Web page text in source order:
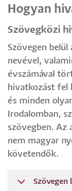
Hogyan
Szövegközi
Szövegen
nevével,
évszámával
hivatkozást fel
és minden
Irodalomban,
szövegben. Az
nem magyar
követendők.
Szövegen